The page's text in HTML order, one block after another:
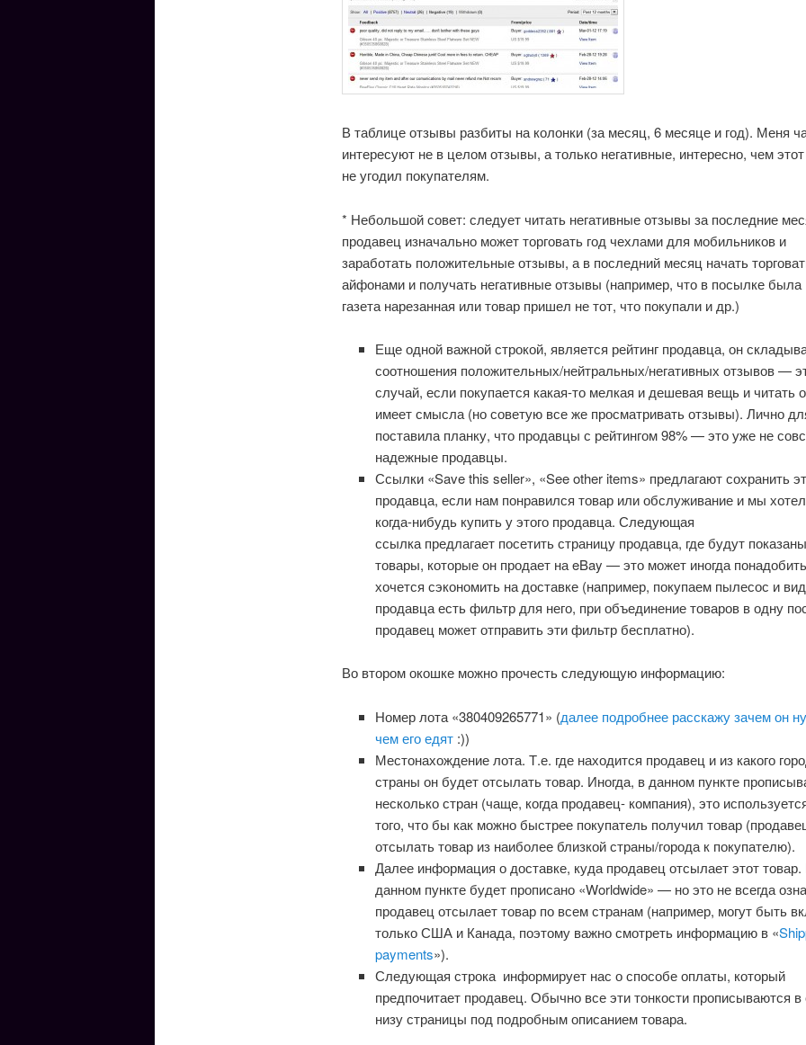
В таблице отзывы разбиты на колонки (за месяц, 6 месяце и год). Меня
интересуют не в целом отзывы, а только негативные, интересно, чем
не угодил покупателям.
* Небольшой совет: следует читать негативные отзывы за последние
продавец изначально может торговать год чехлами для мобильников и
заработать положительные отзывы, а в последний месяц начать
айфонами и получать негативные отзывы (например, что в посылке была
газета нарезанная или товар пришел не тот, что покупали и др.)
Еще одной важной строкой, является рейтинг продавца, он
соотношения положительных/нейтральных/негативных отзывов —
случай, если покупается какая-то мелкая и дешевая вещь и читать
имеет смысла (но советую все же просматривать отзывы). Лично
поставила планку, что продавцы с рейтингом 98% — это уже не
надежные продавцы.
Ссылки «Save this seller», «See other items» предлагают сохранить
продавца, если нам понравился товар или обслуживание и мы
когда-нибудь купить у этого продавца. Следующая
ссылка предлагает посетить страницу продавца, где будут
товары, которые он продает на eBay — это может иногда
хочется сэкономить на доставке (например, покупаем пылесос и
продавца есть фильтр для него, при объединение товаров в одну
продавец может отправить эти фильтр бесплатно).
Во втором окошке можно прочесть следующую информацию:
Номер лота «380409265771» (далее подробнее расскажу зачем он
чем его едят :))
Местонахождение лота. Т.е. где находится продавец и из какого
страны он будет отсылать товар. Иногда, в данном пункте
несколько стран (чаще, когда продавец- компания), это
того, что бы как можно быстрее покупатель получил товар
отсылать товар из наиболее близкой страны/города к покупателю).
Далее информация о доставке, куда продавец отсылает этот товар.
данном пункте будет прописано «Worldwide» — но это не всегда
продавец отсылает товар по всем странам (например, могут быть
только США и Канада, поэтому важно смотреть информацию в «
payments»).
Следующая строка информирует нас о способе оплаты, который
предпочитает продавец. Обычно все эти тонкости прописываются
низу страницы под подробным описанием товара.